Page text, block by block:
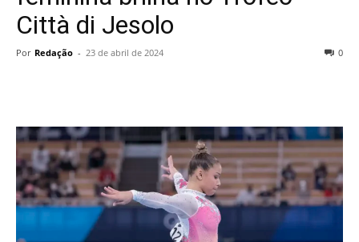
Città di Jesolo
Por Redação - 23 de abril de 2024 0